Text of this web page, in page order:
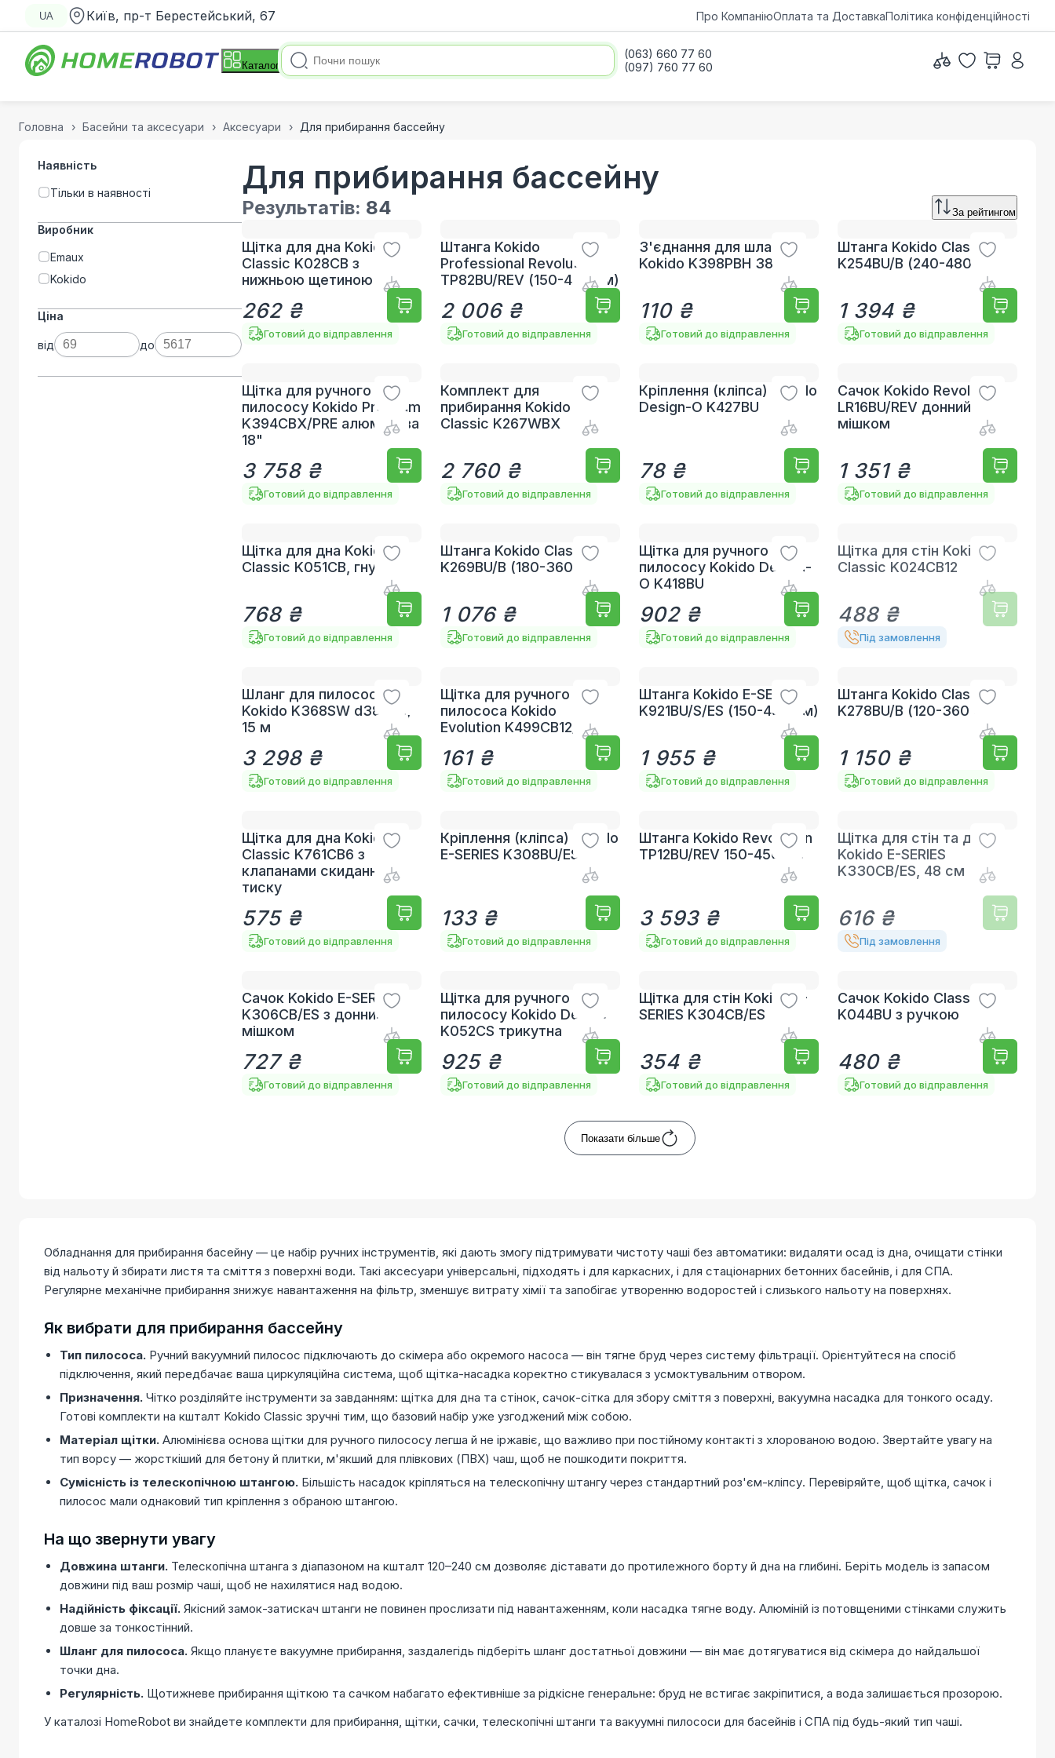
UA Київ, пр-т Берестейський, 67 Про КомпаніюОплата та ДоставкаПолітика конфіденційності
Каталог
(063) 660 77 60
(097) 760 77 60
Головна Басейни та аксесуари Аксесуари Для прибирання бассейну
Наявність
Тільки в наявності
Виробник
Emaux
Kokido
Ціна
від до
Для прибирання бассейну
Результатів: 84 За рейтингом
Щітка для дна Kokido
Classic K028CB з
нижньою щетиною
262 ₴
Готовий до відправлення
Штанга Kokido
Professional Revolution
TP82BU/REV (150-450 см)
2 006 ₴
Готовий до відправлення
З'єднання для шланга
Kokido K398PBH 38 мм
110 ₴
Готовий до відправлення
Штанга Kokido Classic
K254BU/B (240-480 см)
1 394 ₴
Готовий до відправлення
Щітка для ручного
пилососу Kokido Premium
K394CBX/PRE алюмінієва
18"
3 758 ₴
Готовий до відправлення
Комплект для
прибирання Kokido
Classic K267WBX
2 760 ₴
Готовий до відправлення
Кріплення (кліпса) Kokido
Design-O K427BU
78 ₴
Готовий до відправлення
Сачок Kokido Revolution
LR16BU/REV донний з
мішком
1 351 ₴
Готовий до відправлення
Щітка для дна Kokido
Classic K051CB, гнучка
768 ₴
Готовий до відправлення
Штанга Kokido Classic
K269BU/B (180-360 см)
1 076 ₴
Готовий до відправлення
Щітка для ручного
пилососу Kokido Design-
O K418BU
902 ₴
Готовий до відправлення
Щітка для стін Kokido
Classic K024CB12
488 ₴
Під замовлення
Шланг для пилососа
Kokido K368SW d38 мм,
15 м
3 298 ₴
Готовий до відправлення
Щітка для ручного
пилососа Kokido
Evolution K499CB12/ES
161 ₴
Готовий до відправлення
Штанга Kokido E-SERIES
K921BU/S/ES (150-450 см)
1 955 ₴
Готовий до відправлення
Штанга Kokido Classic
K278BU/B (120-360 см)
1 150 ₴
Готовий до відправлення
Щітка для дна Kokido
Classic K761CB6 з
клапанами скидання
тиску
575 ₴
Готовий до відправлення
Кріплення (кліпса) Kokido
E-SERIES K308BU/ES
133 ₴
Готовий до відправлення
Штанга Kokido Revolution
TP12BU/REV 150-450 см
3 593 ₴
Готовий до відправлення
Щітка для стін та дна
Kokido E-SERIES
K330CB/ES, 48 см
616 ₴
Під замовлення
Сачок Kokido E-SERIES
K306CB/ES з донним
мішком
727 ₴
Готовий до відправлення
Щітка для ручного
пилососу Kokido Deluxe
K052CS трикутна
925 ₴
Готовий до відправлення
Щітка для стін Kokido E-
SERIES K304CB/ES
354 ₴
Готовий до відправлення
Сачок Kokido Classic
K044BU з ручкою
480 ₴
Готовий до відправлення
Показати більше
Обладнання для прибирання басейну — це набір ручних інструментів, які дають змогу підтримувати чистоту чаші без автоматики: видаляти осад із дна, очищати стінки
від нальоту й збирати листя та сміття з поверхні води. Такі аксесуари універсальні, підходять і для каркасних, і для стаціонарних бетонних басейнів, і для СПА.
Регулярне механічне прибирання знижує навантаження на фільтр, зменшує витрату хімії та запобігає утворенню водоростей і слизького нальоту на поверхнях.
Як вибрати для прибирання бассейну
Тип пилососа. Ручний вакуумний пилосос підключають до скімера або окремого насоса — він тягне бруд через систему фільтрації. Орієнтуйтеся на спосіб
підключення, який передбачає ваша циркуляційна система, щоб щітка-насадка коректно стикувалася з усмоктувальним отвором.
Призначення. Чітко розділяйте інструменти за завданням: щітка для дна та стінок, сачок-сітка для збору сміття з поверхні, вакуумна насадка для тонкого осаду.
Готові комплекти на кшталт Kokido Classic зручні тим, що базовий набір уже узгоджений між собою.
Матеріал щітки. Алюмінієва основа щітки для ручного пилососу легша й не іржавіє, що важливо при постійному контакті з хлорованою водою. Звертайте увагу на
тип ворсу — жорсткіший для бетону й плитки, м'якший для плівкових (ПВХ) чаш, щоб не пошкодити покриття.
Сумісність із телескопічною штангою. Більшість насадок кріпляться на телескопічну штангу через стандартний роз'єм-кліпсу. Перевіряйте, щоб щітка, сачок і
пилосос мали однаковий тип кріплення з обраною штангою.
На що звернути увагу
Довжина штанги. Телескопічна штанга з діапазоном на кшталт 120–240 см дозволяє діставати до протилежного борту й дна на глибині. Беріть модель із запасом
довжини під ваш розмір чаші, щоб не нахилятися над водою.
Надійність фіксації. Якісний замок-затискач штанги не повинен прослизати під навантаженням, коли насадка тягне воду. Алюміній із потовщеними стінками служить
довше за тонкостінний.
Шланг для пилососа. Якщо плануєте вакуумне прибирання, заздалегідь підберіть шланг достатньої довжини — він має дотягуватися від скімера до найдальшої
точки дна.
Регулярність. Щотижневе прибирання щіткою та сачком набагато ефективніше за рідкісне генеральне: бруд не встигає закріпитися, а вода залишається прозорою.
У каталозі HomeRobot ви знайдете комплекти для прибирання, щітки, сачки, телескопічні штанги та вакуумні пилососи для басейнів і СПА під будь-який тип чаші.